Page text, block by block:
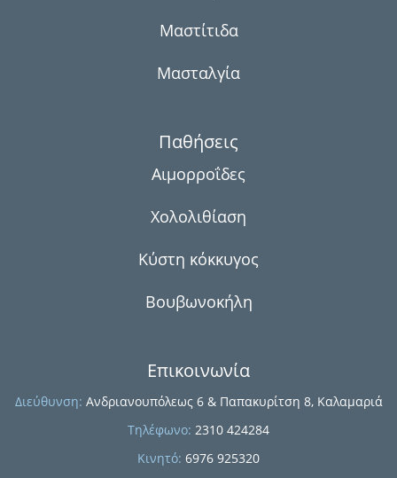
Μαστίτιδα
Μασταλγία
Παθήσεις
Αιμορροΐδες
Χολολιθίαση
Κύστη κόκκυγος
Βουβωνοκήλη
Επικοινωνία
Διεύθυνση: Ανδριανουπόλεως 6 & Παπακυρίτση 8, Καλαμαριά
Τηλέφωνο: 2310 424284
Κινητό: 6976 925320